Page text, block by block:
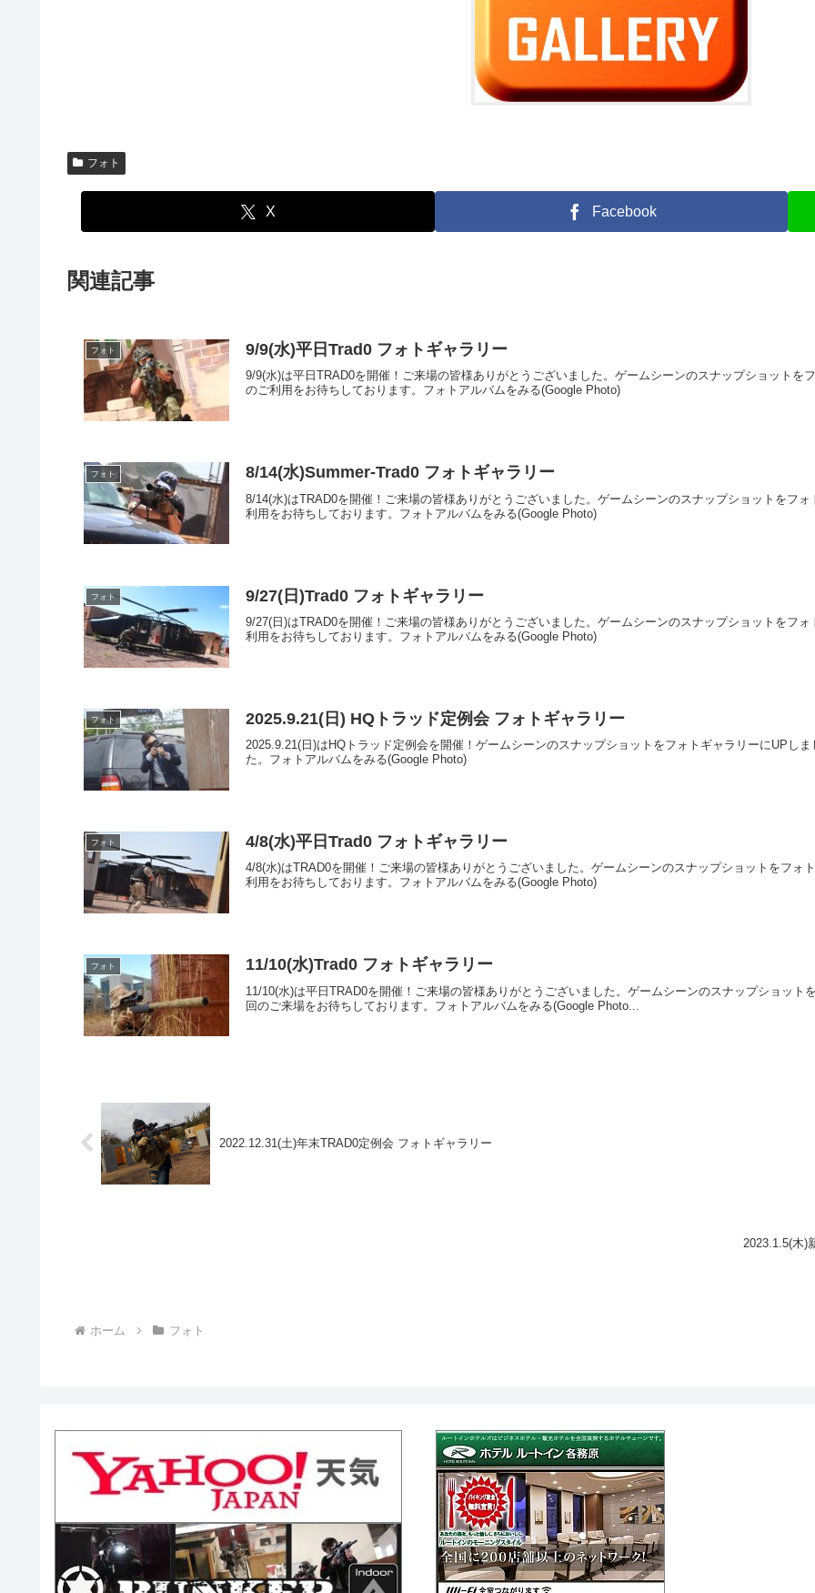
フォト
X Facebook
関連記事
フォト 9/9(水)平日Trad0 フォトギャラリー
9/9(水)は平日TRAD0を開催！ご来場の皆様ありがとうございました。ゲームシーンのスナップショットを
のご利用をお待ちしております。フォトアルバムをみる(Google Photo)
フォト 8/14(水)Summer-Trad0 フォトギャラリー
8/14(水)はTRAD0を開催！ご来場の皆様ありがとうございました。ゲームシーンのスナップショットをフ
利用をお待ちしております。フォトアルバムをみる(Google Photo)
フォト 9/27(日)Trad0 フォトギャラリー
9/27(日)はTRAD0を開催！ご来場の皆様ありがとうございました。ゲームシーンのスナップショットをフ
利用をお待ちしております。フォトアルバムをみる(Google Photo)
フォト 2025.9.21(日) HQトラッド定例会 フォトギャラリー
2025.9.21(日)はHQトラッド定例会を開催！ゲームシーンのスナップショットをフォトギャラリーにUPし
た。フォトアルバムをみる(Google Photo)
フォト 4/8(水)平日Trad0 フォトギャラリー
4/8(水)はTRAD0を開催！ご来場の皆様ありがとうございました。ゲームシーンのスナップショットをフォ
利用をお待ちしております。フォトアルバムをみる(Google Photo)
フォト 11/10(水)Trad0 フォトギャラリー
11/10(水)は平日TRAD0を開催！ご来場の皆様ありがとうございました。ゲームシーンのスナップショッ
回のご来場をお待ちしております。フォトアルバムをみる(Google Photo...
2022.12.31(土)年末TRAD0定例会 フォトギャラリー
2023.1.5(木)
ホーム フォト